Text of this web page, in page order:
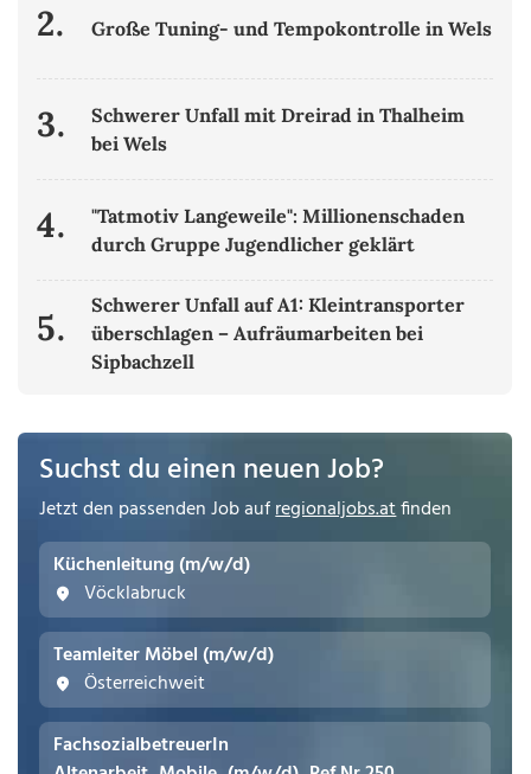
2. Große Tuning- und Tempokontrolle in Wels
3.
Schwerer Unfall mit Dreirad in Thalheim
bei Wels
4.
"Tatmotiv Langeweile": Millionenschaden
durch Gruppe Jugendlicher geklärt
5.
Schwerer Unfall auf A1: Kleintransporter
überschlagen – Aufräumarbeiten bei
Sipbachzell
Suchst du einen neuen Job?
Jetzt den passenden Job aufregionaljobs.atfinden
Küchenleitung (m/w/d)
Vöcklabruck
Teamleiter Möbel (m/w/d)
Österreichweit
FachsozialbetreuerIn